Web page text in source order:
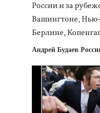
России и за
Вашингтоне,
Берлине,
Андрей Будаев